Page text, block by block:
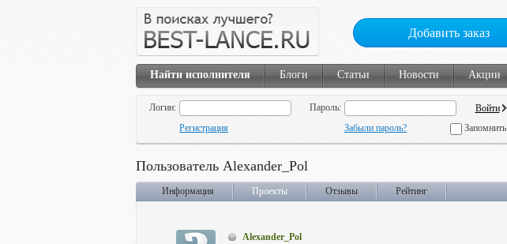
Добавить заказ
Найти исполнителя Блоги Статьи Новости Акции
Логин:
Пароль:
Регистрация
Забыли пароль? Запомнить
Пользователь Alexander_Pol
Информация Проекты Отзывы Рейтинг
Alexander_Pol